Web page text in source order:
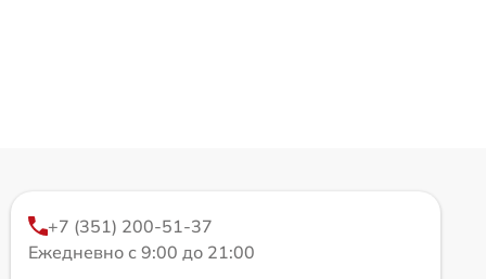
+7 (351) 200-51-37
Ежедневно с 9:00 до 21:00